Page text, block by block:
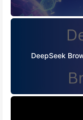
DeepSeek